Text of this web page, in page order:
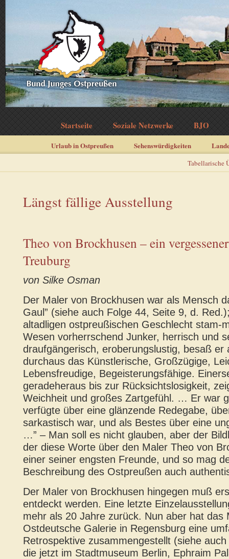
Startseite Soziale Netzwerke BJO
Urlaub in Ostpreußen Sehenswürdigkeiten
Tabellarische
Längst fällige Ausstellung
Theo von Brockhusen – ein
Treuburg
von Silke Osman
Der Maler von Brockhusen war als Mensch
Gaul” (siehe auch Folge 44, Seite 9, d.
altadligen ostpreußischen Geschlecht stam-
Wesen vorherrschend Junker, herrisch und
draufgängerisch, eroberungslustig, besaß er
durchaus das Künstlerische, Großzügige,
Lebensfreudige, Begeisterungsfähige.
geradeheraus bis zur Rücksichtslosigkeit,
Weichheit und großes Zartgefühl. … Er war
verfügte über eine glänzende Redegabe,
sarkastisch war, und als Bestes über eine
…” – Man soll es nicht glauben, aber der
der diese Worte über den Maler Theo von
einer seiner engsten Freunde, und so mag
Beschreibung des Ostpreußen auch
Der Maler von Brockhusen hingegen muß
entdeckt werden. Eine letzte
mehr als 20 Jahre zurück. Nun aber hat das
Ostdeutsche Galerie in Regensburg eine
Retrospektive zusammengestellt (siehe
die jetzt im Stadtmuseum Berlin, Ephraim